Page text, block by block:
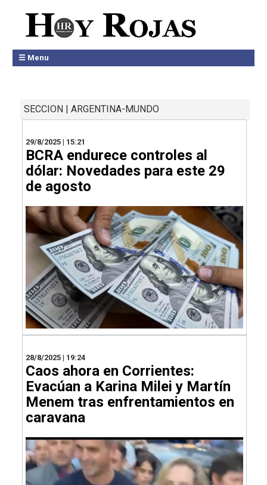
☰ Menu
SECCION | ARGENTINA-MUNDO
29/8/2025 | 15:21
BCRA endurece controles al
dólar: Novedades para este 29
de agosto
28/8/2025 | 19:24
Caos ahora en Corrientes:
Evacúan a Karina Milei y Martín
Menem tras enfrentamientos en
caravana